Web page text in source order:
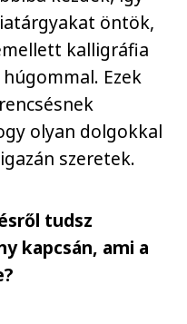
öntök,
kalligráfia
Ezek
olyan dolgokkal
szeretek.
tudsz
kapcsán, ami a